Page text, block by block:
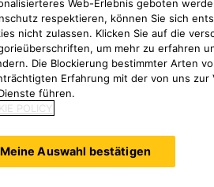
Web-Erlebnis geboten
respektieren, können Sie sich
nicht zulassen. Klicken Sie auf die
um mehr zu erfahren
Die Blockierung bestimmter Arten
Erfahrung mit der von uns
führen.
POLICY
Meine Auswahl bestätigen